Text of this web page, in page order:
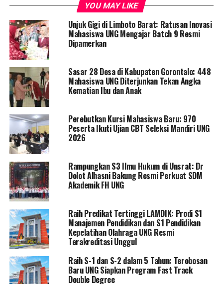
mampu meningkatkan perekonomian masyarakat,
terutama para petani dan pelaku usaha UMKM di
Gorontalo.
Prof. Ani juga mengungkapkan bahwa produk emping
jagungnya telah dipasarkan ke luar negeri, termasuk ke
Jepang dan Mekah. Saat ini, pihaknya tengah
mempersiapkanekspor emping jagung ke Jepang
sebuah langkah yang diharapkan dapat membuka
peluang pasar internasional bagi produk lokal
Gorontalo.
Inovasi ini diharapkan tidak hanya menggerakkan
untuk lebih kreatif dan inovatif dalam mengelola hasil
pertanian mereka. Prof. Ani menekankan pentingnya
menggali potensi lokal untuk memaksimalkan nilai
ekonomi yang dapat dihasilkan dari produk pertanian.
RELATED TOPICS:
EKONOMI MASYARAKAT GORONTALO
INOVASI OLAHAN JAGUNG
UP NEXT
Mahasiswa UNG Siap Ukir Prestasi di 13 Cabang Lomba
YOU MAY LIKE
Unjuk Gigi di Limboto Barat: Ratusan Inovasi
Mahasiswa UNG Mengajar Batch 9 Resmi
Dipamerkan
Sasar 28 Desa di Kabupaten Gorontalo: 448
Mahasiswa UNG Diterjunkan Tekan Angka
Kematian Ibu dan Anak
Perebutkan Kursi Mahasiswa Baru: 970
Peserta Ikuti Ujian CBT Seleksi Mandiri UNG
2026
Rampungkan S3 Ilmu Hukum di Unsrat: Dr
Dolot Alhasni Bakung Resmi Perkuat SDM
Akademik FH UNG
Raih Predikat Tertinggi LAMDIK: Prodi S1
Manajemen Pendidikan dan S1 Pendidikan
Kepelatihan Olahraga UNG Resmi
Terakreditasi Unggul
Raih S-1 dan S-2 dalam 5 Tahun: Terobosan
Baru UNG Siapkan Program Fast Track
Double Degree